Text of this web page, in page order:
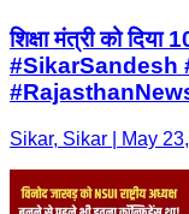
शिक्षा मंत्री को दिया
#SikarSandesh
Sikar, Sikar | May